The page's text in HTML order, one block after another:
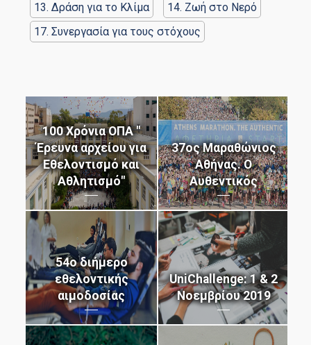
13. Δράση για το Κλίμα
14. Ζωή στο Νερό
17. Συνεργασία για τους στόχους